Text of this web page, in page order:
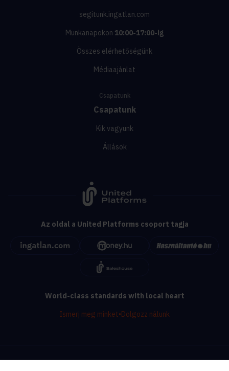
segitunk.ingatlan.com
Munkanapokon 10:00-17:00-ig
Összes elérhetőségünk
Médiaajánlat
Csapatunk
Csapatunk
Kik vagyunk
Állások
Az oldal a United Platforms csoport tagja
World-class standards with local heart
Ismerj meg minket•Dolgozz nálunk